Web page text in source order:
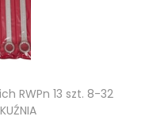
RWPn 13 szt. 8-32